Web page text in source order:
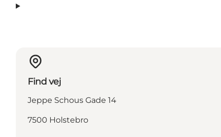
Find vej
Jeppe Schous Gade 14
7500 Holstebro